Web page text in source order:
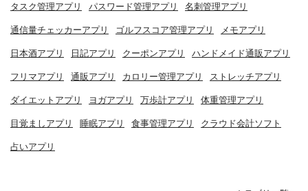
タスク管理アプリ パスワード管理アプリ 名刺管理アプリ
通信量チェッカーアプリ ゴルフスコア管理アプリ メモアプリ
日本酒アプリ 日記アプリ クーポンアプリ ハンドメイド通販アプリ
フリマアプリ 通販アプリ カロリー管理アプリ ストレッチアプリ
ダイエットアプリ ヨガアプリ 万歩計アプリ 体重管理アプリ
目覚ましアプリ 睡眠アプリ 食事管理アプリ クラウド会計ソフト
占いアプリ